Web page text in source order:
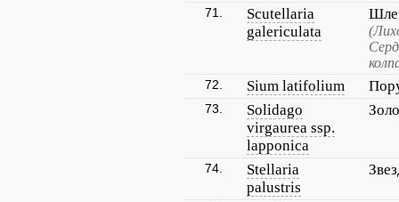
71.
Scutellaria
galericulata
72. Sium latifolium
73.
Solidago
virgaurea ssp.
lapponica
74.
Stellaria
palustris